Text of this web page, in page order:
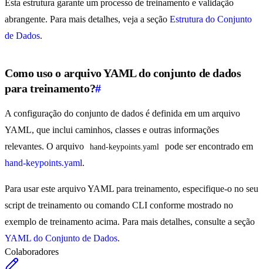
Esta estrutura garante um processo de treinamento e validação
abrangente. Para mais detalhes, veja a seção Estrutura do Conjunto
de Dados.
Como uso o arquivo YAML do conjunto de dados
para treinamento?#
A configuração do conjunto de dados é definida em um arquivo
YAML, que inclui caminhos, classes e outras informações
relevantes. O arquivo
hand-keypoints.yaml
pode ser encontrado em
hand-keypoints.yaml.
Para usar este arquivo YAML para treinamento, especifique-o no seu
script de treinamento ou comando CLI conforme mostrado no
exemplo de treinamento acima. Para mais detalhes, consulte a seção
YAML do Conjunto de Dados.
Colaboradores